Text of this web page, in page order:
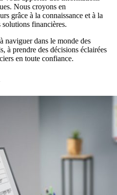
Nous croyons en
grâce à la connaissance et à la
financières.
naviguer dans le monde des
à prendre des décisions éclairées
en toute confiance.